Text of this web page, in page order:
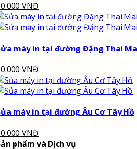
VNĐ
máy in tại đường Đặng Thai
VNĐ
máy in tại đường Âu Cơ Tây Hồ
VNĐ
phẩm và Dịch vụ